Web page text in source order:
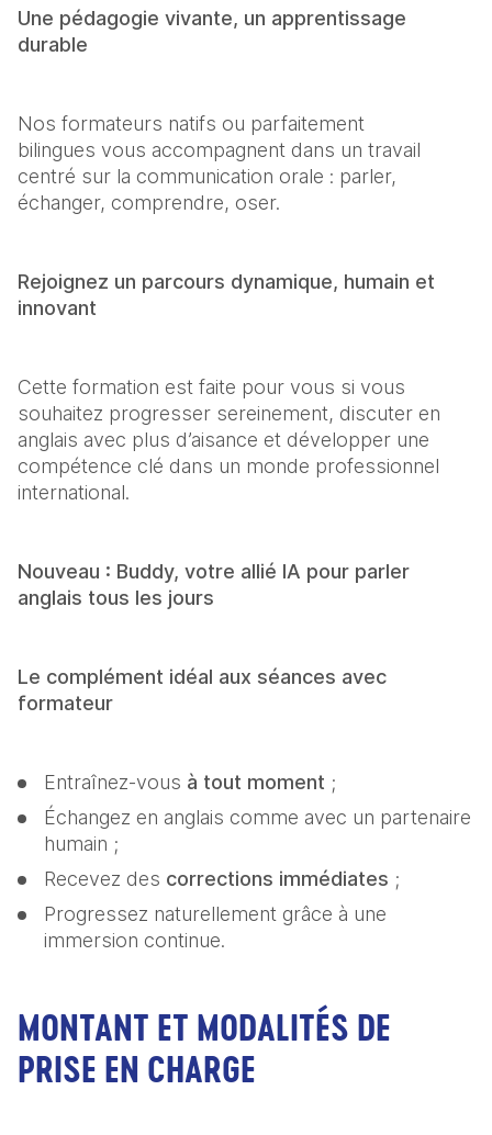
Une pédagogie vivante, un apprentissage
durable
Nos formateurs natifs ou parfaitement
bilingues vous accompagnent dans un travail
centré sur la communication orale : parler,
échanger, comprendre, oser.
Rejoignez un parcours dynamique, humain et
innovant
Cette formation est faite pour vous si vous
souhaitez progresser sereinement, discuter en
anglais avec plus d’aisance et développer une
compétence clé dans un monde professionnel
international.
Nouveau : Buddy, votre allié IA pour parler
anglais tous les jours
Le complément idéal aux séances avec
formateur
Entraînez-vous à tout moment ;
Échangez en anglais comme avec un partenaire
humain ;
Recevez des corrections immédiates ;
Progressez naturellement grâce à une
immersion continue.
MONTANT ET MODALITÉS DE
PRISE EN CHARGE